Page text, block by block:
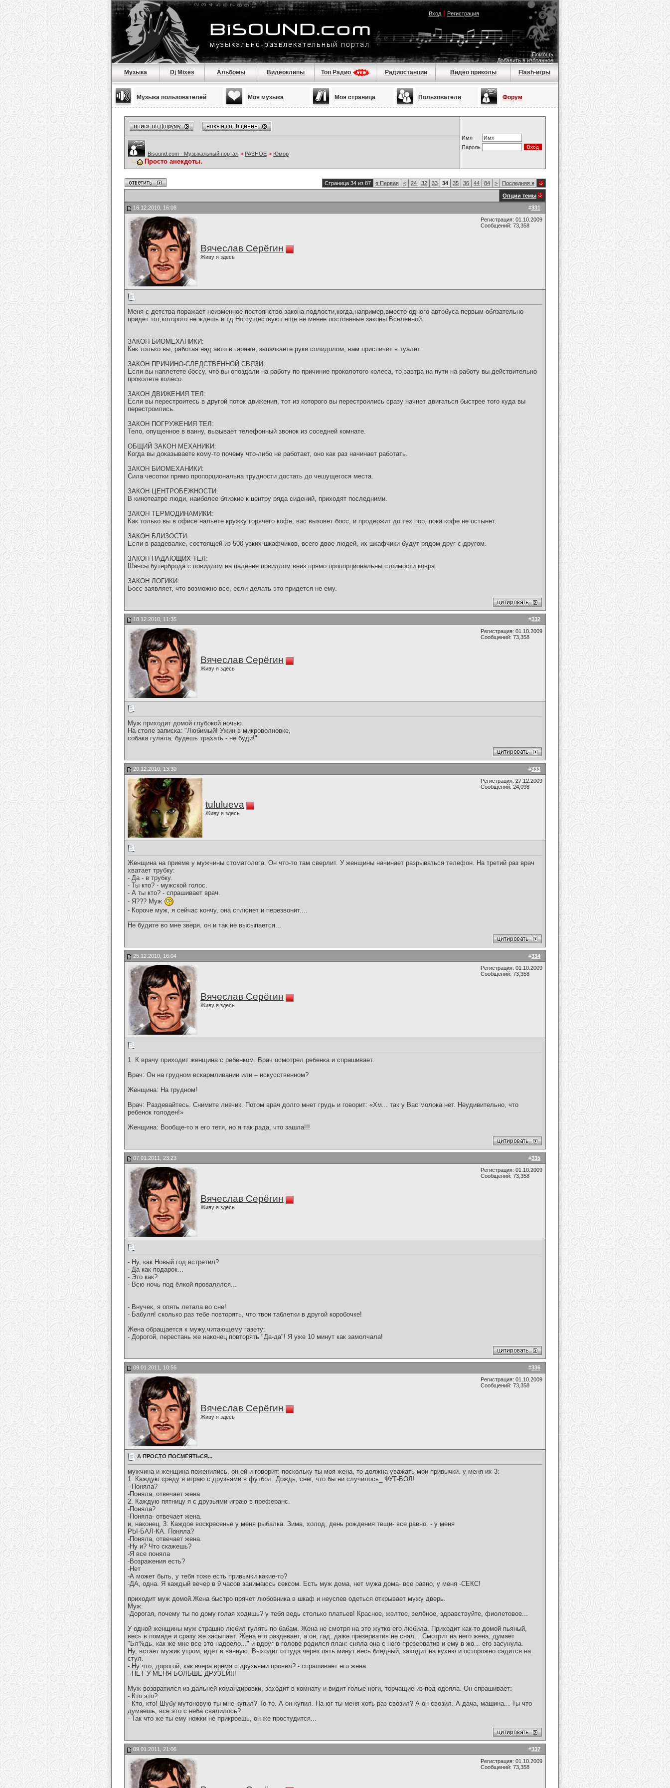
Вход| Регистрация
Помощь
Добавить в избранное
Музыка Dj Mixes Альбомы Видеоклипы Топ Радио Радиостанции Видео приколы Flash-игры
Музыка пользователей Моя музыка Моя страница Пользователи Форум
Имя
Пароль
Bisound.com - Музыкальный портал > РАЗНОЕ > Юмор
Просто анекдоты.
Страница 34 из 87 « Первая < 24 32 33 34 35 36 44 84 > Последняя »
Опции темы
#331
16.12.2010, 16:08
Вячеслав Серёгин
Живу я здесь
Регистрация: 01.10.2009
Сообщений: 73,358
Меня с детства поражает неизменное постоянство закона подлости,когда,например,вместо одного автобуса первым обязательно
придет тот,которого не ждешь и тд.Но существуют еще не менее постоянные законы Вселенной:
ЗАКОН БИОМЕХАНИКИ:
Как только вы, работая над авто в гараже, запачкаете руки солидолом, вам приспичит в туалет.
ЗАКОН ПРИЧИНО-СЛЕДСТВЕННОЙ СВЯЗИ:
Если вы наплетете боссу, что вы опоздали на работу по причиние проколотого колеса, то завтра на пути на работу вы действительно
проколете колесо.
ЗАКОН ДВИЖЕНИЯ ТЕЛ:
Если вы перестроитесь в другой поток движения, тот из которого вы перестроились сразу начнет двигаться быстрее того куда вы
перестроились.
ЗАКОН ПОГРУЖЕНИЯ ТЕЛ:
Тело, опущенное в ванну, вызывает телефонный звонок из соседней комнате.
ОБЩИЙ ЗАКОН МЕХАНИКИ:
Когда вы доказываете кому-то почему что-либо не работает, оно как раз начинает работать.
ЗАКОН БИОМЕХАНИКИ:
Сила чесотки прямо пропорциональна трудности достать до чешущегося места.
ЗАКОН ЦЕНТРОБЕЖНОСТИ:
В кинотеатре люди, наиболее близкие к центру ряда сидений, приходят последними.
ЗАКОН ТЕРМОДИНАМИКИ:
Как только вы в офисе нальете кружку горячего кофе, вас вызовет босс, и продержит до тех пор, пока кофе не остынет.
ЗАКОН БЛИЗОСТИ:
Если в раздевалке, состоящей из 500 узких шкафчиков, всего двое людей, их шкафчики будут рядом друг с другом.
ЗАКОН ПАДАЮЩИХ ТЕЛ:
Шансы бутерброда с повидлом на падение повидлом вниз прямо пропорциональны стоимости ковра.
ЗАКОН ЛОГИКИ:
Босс заявляет, что возможно все, если делать это придется не ему.
#332
18.12.2010, 11:35
Вячеслав Серёгин
Живу я здесь
Регистрация: 01.10.2009
Сообщений: 73,358
Муж приходит домой глубокой ночью.
На столе записка: "Любимый! Ужин в микроволновке,
собака гуляла, будешь трахать - не буди!"
#333
20.12.2010, 13:30
tululueva
Живу я здесь
Регистрация: 27.12.2009
Сообщений: 24,098
Женщина на приеме у мужчины стоматолога. Он что-то там сверлит. У женщины начинает разрываться телефон. На третий раз врач
хватает трубку:
- Да - в трубку.
- Ты кто? - мужской голос.
- А ты кто? - спрашивает врач.
- Я??? Муж
- Короче муж, я сейчас кончу, она сплюнет и перезвонит....
Не будите во мне зверя, он и так не высыпается...
#334
25.12.2010, 16:04
Вячеслав Серёгин
Живу я здесь
Регистрация: 01.10.2009
Сообщений: 73,358
1. К врачу приходит женщина с ребенком. Врач осмотрел ребенка и спрашивает.
Врач: Он на грудном вскармливании или – искусственном?
Женщина: На грудном!
Врач: Раздевайтесь. Снимите ливчик. Потом врач долго мнет грудь и говорит: «Хм... так у Вас молока нет. Неудивительно, что
ребенок голоден!»
Женщина: Вообще-то я его тетя, но я так рада, что зашла!!!
#335
07.01.2011, 23:23
Вячеслав Серёгин
Живу я здесь
Регистрация: 01.10.2009
Сообщений: 73,358
- Ну, как Новый год встретил?
- Да как подарок...
- Это как?
- Всю ночь под ёлкой провалялся...
- Внучек, я опять летала во сне!
- Бабуля! сколько раз тебе повторять, что твои таблетки в другой коробочке!
Жена обращается к мужу,читающему газету:
- Дорогой, перестань же наконец повторять "Да-да"! Я уже 10 минут как замолчала!
#336
09.01.2011, 10:56
Вячеслав Серёгин
Живу я здесь
Регистрация: 01.10.2009
Сообщений: 73,358
А ПРОСТО ПОСМЕЯТЬСЯ...
мужчина и женщина поженились, он ей и говорит: поскольку ты моя жена, то должна уважать мои привычки. у меня их 3:
1. Каждую среду я играю с друзьями в футбол. Дождь, снег, что бы ни случилось_ ФУТ-БОЛ!
- Поняла?
-Поняла, отвечает жена
2. Каждую пятницу я с друзьями играю в преферанс.
-Поняла?
-Поняла- отвечает жена.
и, наконец, 3: Каждое воскресенье у меня рыбалка. Зима, холод, день рождения тещи- все равно. - у меня
РЫ-БАЛ-КА. Поняла?
-Поняла, отвечает жена.
-Ну и? Что скажешь?
-Я все поняла
-Возражения есть?
-Нет
-А может быть, у тебя тоже есть привычки какие-то?
-ДА, одна. Я каждый вечер в 9 часов занимаюсь сексом. Есть муж дома, нет мужа дома- все равно, у меня -СЕКС!
приходит муж домой.Жена быстро прячет любовника в шкаф и неуспев одеться открывает мужу дверь.
Муж:
-Дорогая, почему ты по дому голая ходишь? у тебя ведь столько платьев! Красное, желтое, зелёное, здравствуйте, фиолетовое...
У одной женщины муж страшно любил гулять по бабам. Жена не смотря на это жутко его любила. Приходит как-то домой пьяный,
весь в помаде и сразу же засыпает. Жена его раздевает, а он, гад, даже презерватив не снял... Смотрит на него жена, думает
"Бл%дь, как же мне все это надоело..." и вдруг в голове родился план: сняла она с него презерватив и ему в жо... его засунула.
Ну, встает мужик утром, идет в ванную. Выходит оттуда через пять минут весь бледный, заходит на кухню и осторожно садится на
стул.
- Ну что, дорогой, как вчера время с друзьями провел? - спрашивает его жена.
- НЕТ У МЕНЯ БОЛЬШЕ ДРУЗЕЙ!!!
Муж возвратился из дальней командировки, заходит в комнату и видит голые ноги, торчащие из-под одеяла. Он спрашивает:
- Кто это?
- Кто, кто! Шубу мутоновую ты мне купил? То-то. А он купил. На юг ты меня хоть раз свозил? А он свозил. А дача, машина... Ты что
думаешь, все это с неба свалилось?
- Так что же ты ему ножки не прикроешь, он же простудится...
#337
09.01.2011, 21:06
Регистрация: 01.10.2009
Сообщений: 73,358